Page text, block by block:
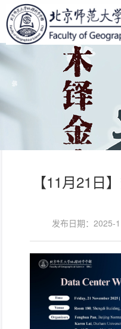
【11月21日
发布日期：2025-